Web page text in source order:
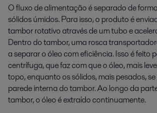
O fluxo de alimentação é separado de
sólidos úmidos. Para isso, o produto é
tambor rotativo através de um tubo e
Dentro do tambor, uma rosca
a separar o óleo com eficiência. Isso é feito
centrífuga, que faz com que o óleo, mais
topo, enquanto os sólidos, mais pesados,
parede interna do tambor. Ao longo da
tambor, o óleo é extraído continuamente.